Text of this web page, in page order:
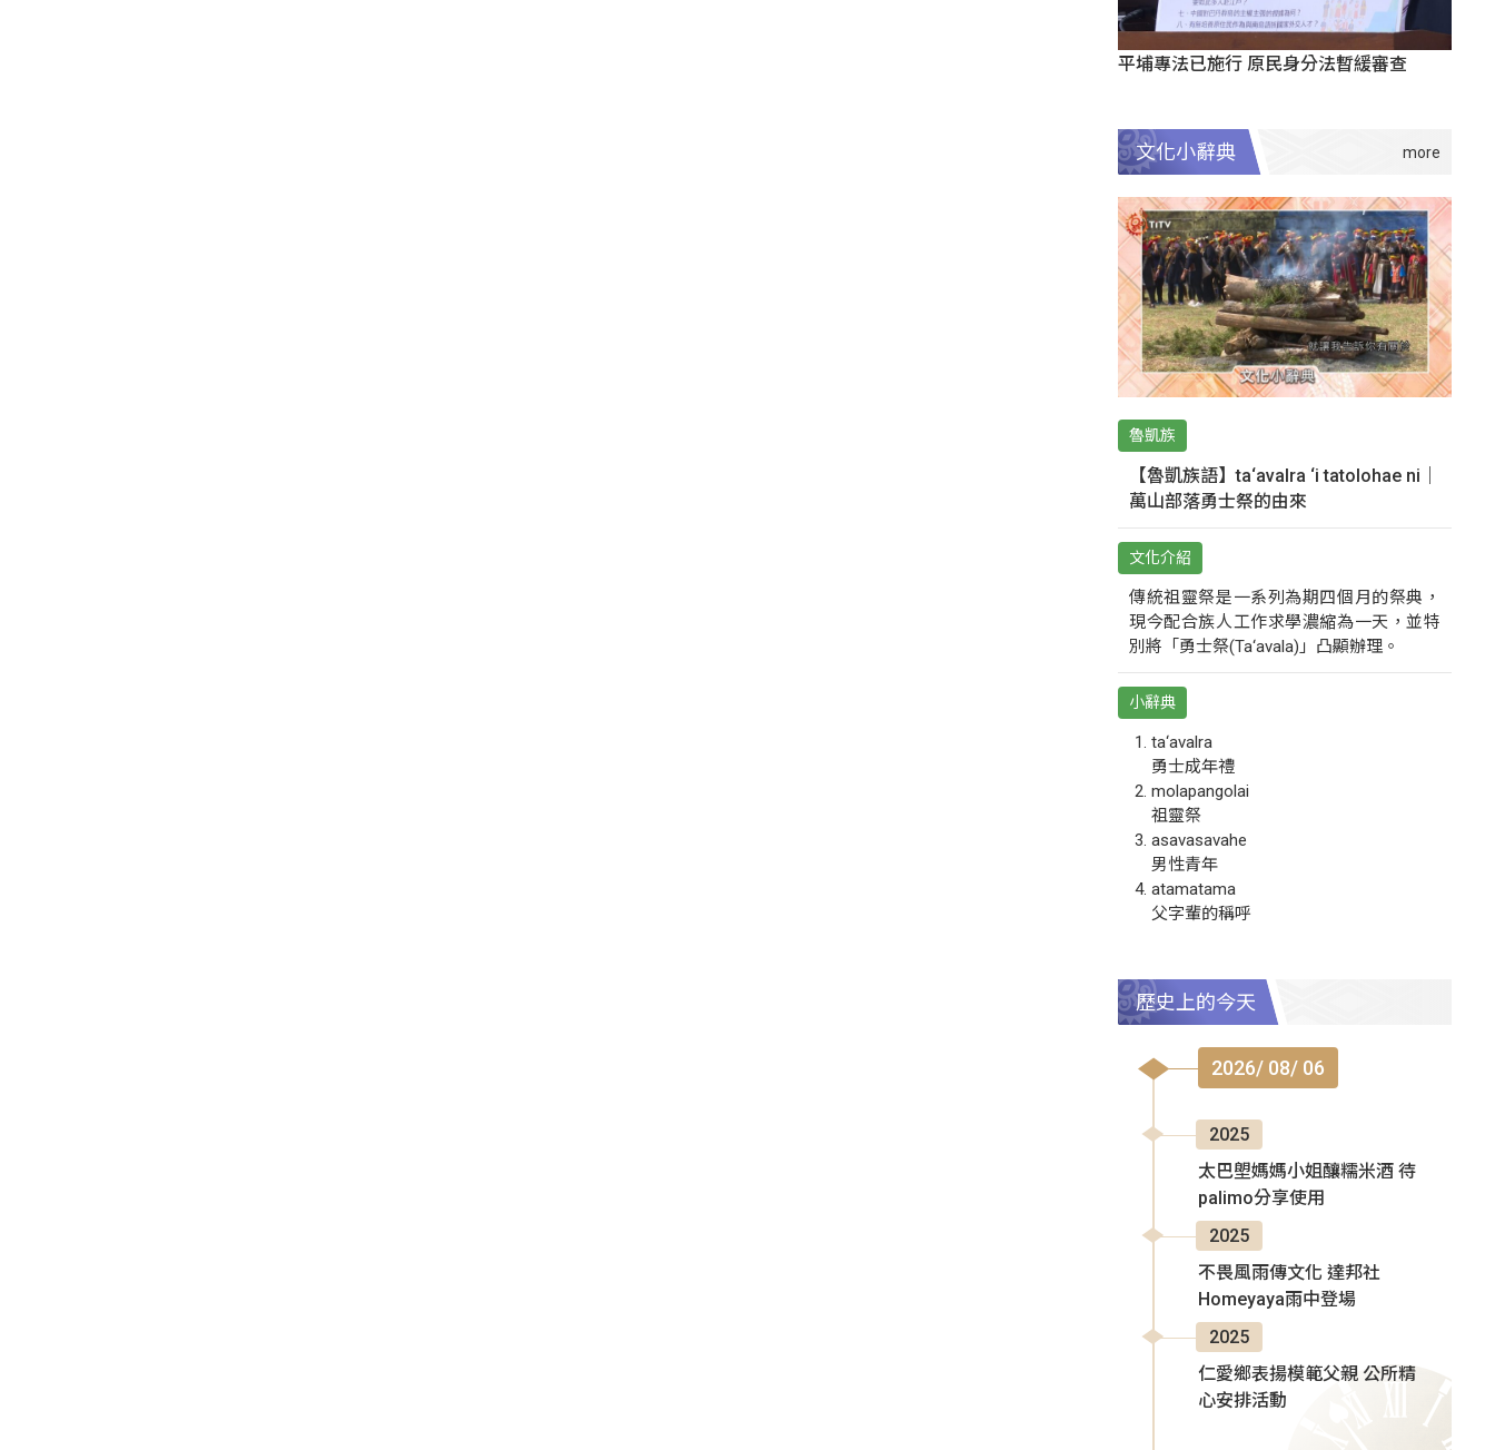
平埔專法已施行 原民身分法暫緩審查
文化小辭典
魯凱族
【魯凱族語】ta‘avalra ‘i tatolohae ni｜
萬山部落勇士祭的由來
文化介紹
傳統祖靈祭是一系列為期四個月的祭典，
現今配合族人工作求學濃縮為一天，並特
別將「勇士祭(Ta‘avala)」凸顯辦理。
小辭典
ta‘avalra
勇士成年禮
molapangolai
祖靈祭
asavasavahe
男性青年
atamatama
父字輩的稱呼
歷史上的今天
2026/ 08/ 06
2025
太巴塱媽媽小姐釀糯米酒 待
palimo分享使用
2025
不畏風雨傳文化 達邦社
Homeyaya雨中登場
2025
仁愛鄉表揚模範父親 公所精
心安排活動